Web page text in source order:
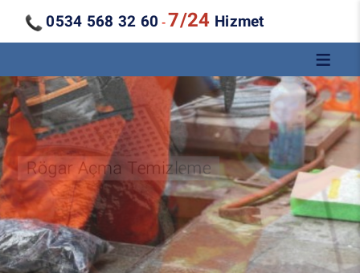
0534 568 32 60 - 7/24 Hizmet
Kanal Açma Temizleme